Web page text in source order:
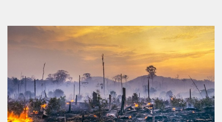
НЕФТИ
РАЗРУШАЕТ
ЭКОЛОГИЮ
ВЕНЕСУЭЛЫ?